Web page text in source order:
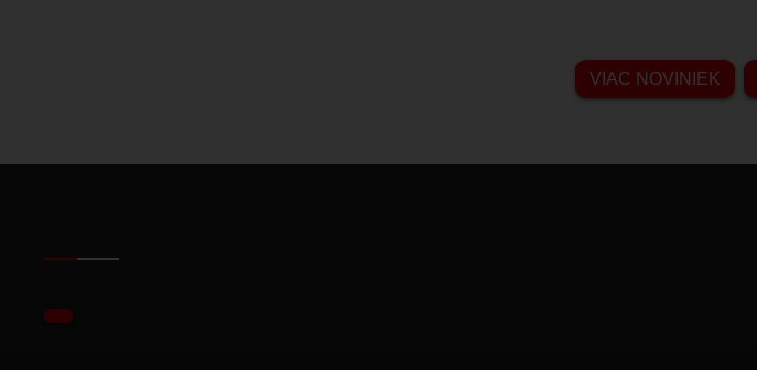
VIAC NOVINIEK